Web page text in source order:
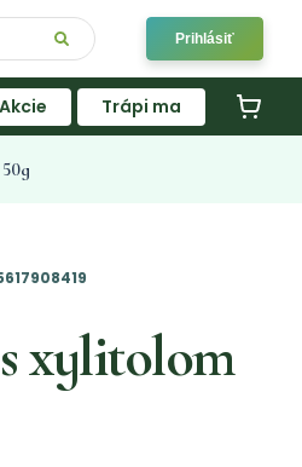
Prihlásiť
Trápi ma
xylitolom